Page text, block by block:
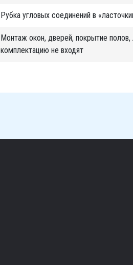
Рубка угловых соединений в
Монтаж окон, дверей, покрытие
комплектацию не входят